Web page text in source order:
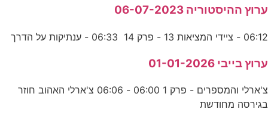
ערוץ ההיסטוריה 06-07-2023
06:12 - ציידי המציאות 13 - פרק 14 06:33 - ענתיקות על הדרך
ערוץ בייבי 01-01-2026
צ'ארלי והמספרים - פרק 1 06:00 - 06:06 צ'ארלי האהוב חוזר
בגירסה מחודשת